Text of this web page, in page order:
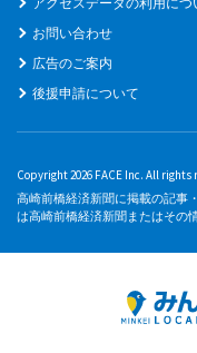
お問い合わせ
広告のご案内
後援申請について
Copyright 2026 FACE Inc. All rights
高崎前橋経済新聞に掲載の記事
は高崎前橋経済新聞またはその